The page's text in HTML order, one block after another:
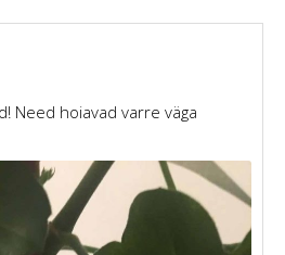
Need hoiavad varre väga